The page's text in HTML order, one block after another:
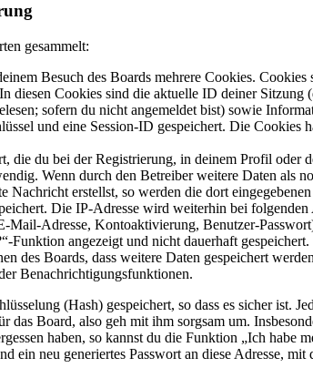
gesammelt:
Besuch des Boards mehrere Cookies.
diesen Cookies sind die aktuelle ID deiner
sofern du nicht angemeldet bist) sowie
und eine Session-ID gespeichert. Die
die du bei der Registrierung, in deinem Profil
Wenn durch den Betreiber weitere Daten als
Nachricht erstellst, so werden die dort
Die IP-Adresse wird weiterhin bei
Mail-Adresse, Kontoaktivierung, Benutzer-
Funktion angezeigt und nicht dauerhaft gespeichert.
des Boards, dass weitere Daten gespeichert
Benachrichtigungsfunktionen.
(Hash) gespeichert, so dass es sicher ist.
das Board, also geh mit ihm sorgsam um.
haben, so kannst du die Funktion „Ich
ein neu generiertes Passwort an diese Adresse,